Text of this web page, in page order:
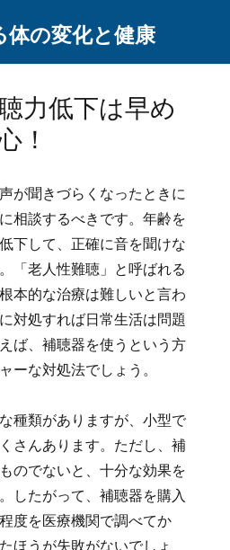
体の変化と健康
力低下は早め
！
が聞きづらくなったときに
相談するべきです。年齢を
下して、正確に音を聞けな
「老人性難聴」と呼ばれる
本的な治療は難しいと言わ
対処すれば日常生活は問題
ば、補聴器を使うという方
ーな対処法でしょう。
種類がありますが、小型で
さんあります。ただし、補
のでないと、十分な効果を
したがって、補聴器を購入
度を医療機関で調べてか
ほうが失敗がないでしょ